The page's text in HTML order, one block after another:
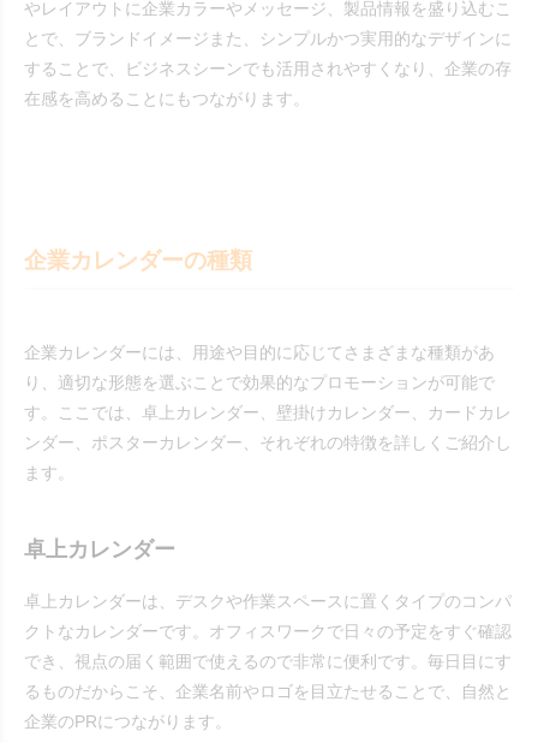
やレイアウトに企業カラーやメッセージ、製品情報を盛り込むこ
とで、ブランドイメージまた、シンプルかつ実用的なデザインに
することで、ビジネスシーンでも活用されやすくなり、企業の存
在感を高めることにもつながります。
企業カレンダーの種類
企業カレンダーには、用途や目的に応じてさまざまな種類があ
り、適切な形態を選ぶことで効果的なプロモーションが可能で
す。ここでは、卓上カレンダー、壁掛けカレンダー、カードカレ
ンダー、ポスターカレンダー、それぞれの特徴を詳しくご紹介し
ます。
卓上カレンダー
卓上カレンダーは、デスクや作業スペースに置くタイプのコンパ
クトなカレンダーです。オフィスワークで日々の予定をすぐ確認
でき、視点の届く範囲で使えるので非常に便利です。毎日目にす
るものだからこそ、企業名前やロゴを目立たせることで、自然と
企業のPRにつながります。